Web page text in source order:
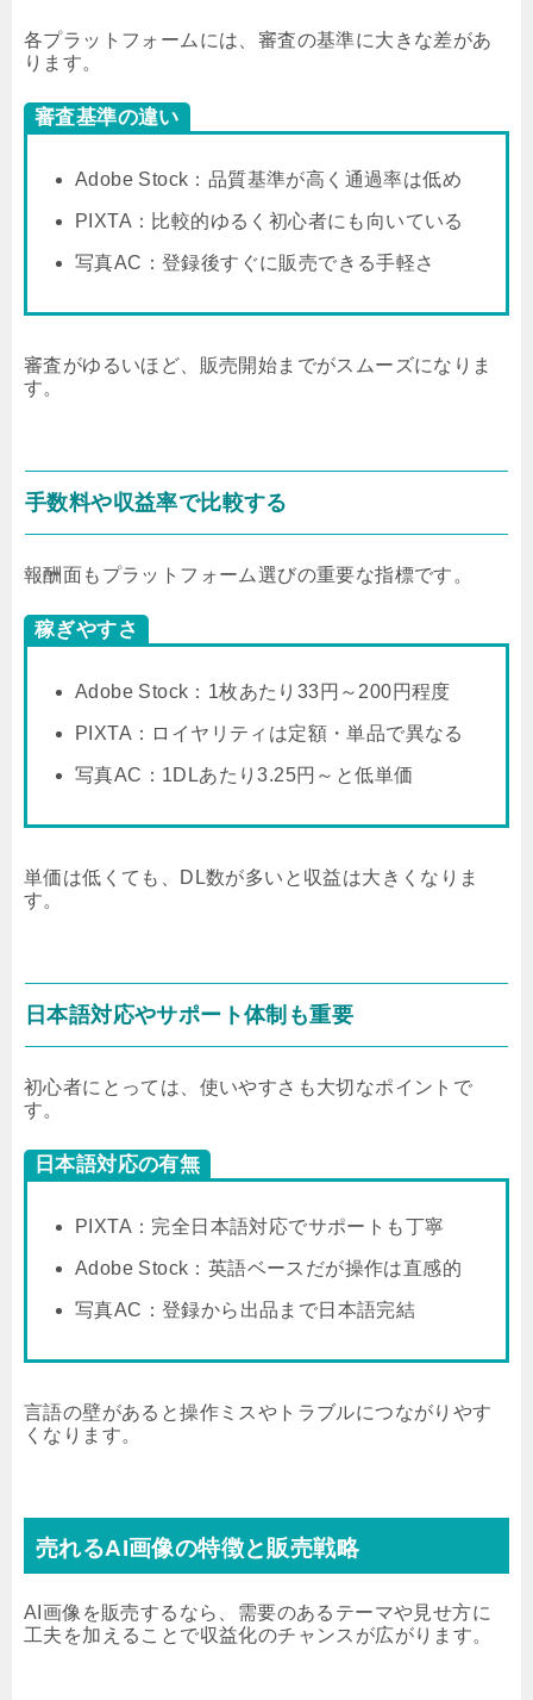
各プラットフォームには、審査の基準に大きな差があ
ります。
審査基準の違い
Adobe Stock：品質基準が高く通過率は低め
PIXTA：比較的ゆるく初心者にも向いている
写真AC：登録後すぐに販売できる手軽さ
審査がゆるいほど、販売開始までがスムーズになりま
す。
手数料や収益率で比較する
報酬面もプラットフォーム選びの重要な指標です。
稼ぎやすさ
Adobe Stock：1枚あたり33円～200円程度
PIXTA：ロイヤリティは定額・単品で異なる
写真AC：1DLあたり3.25円～と低単価
単価は低くても、DL数が多いと収益は大きくなりま
す。
日本語対応やサポート体制も重要
初心者にとっては、使いやすさも大切なポイントで
す。
日本語対応の有無
PIXTA：完全日本語対応でサポートも丁寧
Adobe Stock：英語ベースだが操作は直感的
写真AC：登録から出品まで日本語完結
言語の壁があると操作ミスやトラブルにつながりやす
くなります。
売れるAI画像の特徴と販売戦略
AI画像を販売するなら、需要のあるテーマや見せ方に
工夫を加えることで収益化のチャンスが広がります。